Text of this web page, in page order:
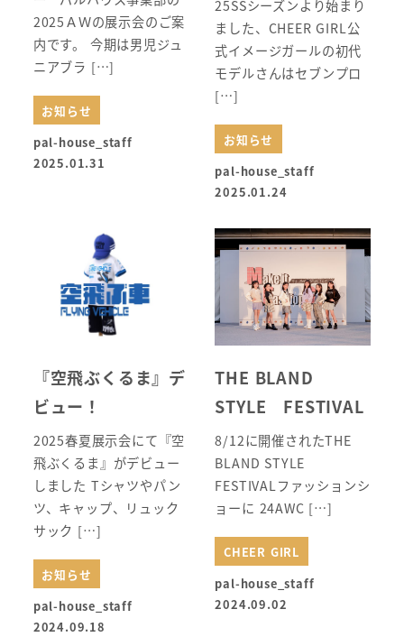
2025ＡＷの展示会のご案
内です。 今期は男児ジュ
ニアブラ […]
pal-house_staff
2025.01.31
お知らせ
25SSシーズンより始まり
ました、CHEER GIRL公
式イメージガールの初代
モデルさんはセブンプロ
[…]
pal-house_staff
2025.01.24
お知らせ
『空飛ぶくるま』デ
ビュー！
2025春夏展示会にて『空
飛ぶくるま』がデビュー
しました Tシャツやパン
ツ、キャップ、リュック
サック […]
pal-house_staff
2024.09.18
お知らせ
THE BLAND
STYLE FESTIVAL
8/12に開催されたTHE
BLAND STYLE
FESTIVALファッションシ
ョーに 24AWC […]
pal-house_staff
2024.09.02
CHEER GIRL